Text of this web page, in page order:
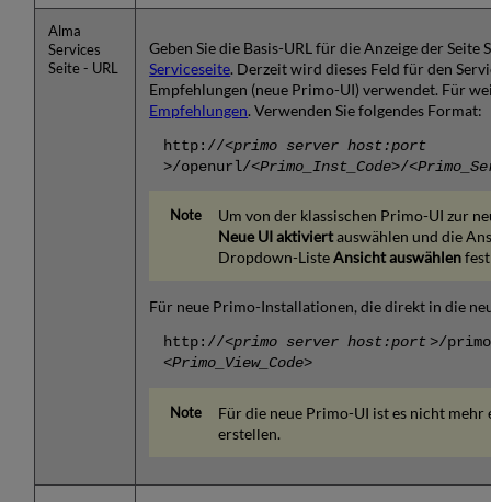
Alma
Services
Seite - URL
Geben Sie die Basis-URL für die Anzeige der
Serviceseite. Derzeit wird dieses Feld für den
Empfehlungen (neue Primo-UI) verwendet. Für
Empfehlungen. Verwenden Sie folgendes Format:
http://<primo server host:port
>/openurl/<Primo_Inst_Code>/<
Um von der klassischen Primo-UI zur
Neue UI aktiviertauswählen und die
Dropdown-ListeAnsicht auswählen
Für neue Primo-Installationen, die direkt in die
http://<primo server host:port >/
<Primo_View_Code>
Für die neue Primo-UI ist es nicht
erstellen.